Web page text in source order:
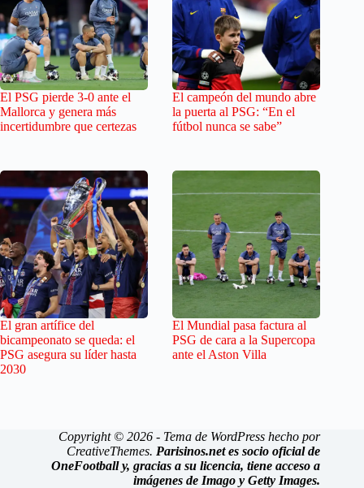
El PSG pierde 3-0 ante el
Mallorca y genera más
incertidumbre que certezas
El campeón del mundo abre
la puerta al PSG: “En el
fútbol nunca se sabe”
El gran artífice del
bicampeonato se queda: el
PSG asegura su líder hasta
2030
El Mundial pasa factura al
PSG de cara a la Supercopa
ante el Aston Villa
Copyright © 2026 - Tema de WordPress hecho por
CreativeThemes. Parisinos.net es socio oficial de
OneFootball y, gracias a su licencia, tiene acceso a
imágenes de Imago y Getty Images.